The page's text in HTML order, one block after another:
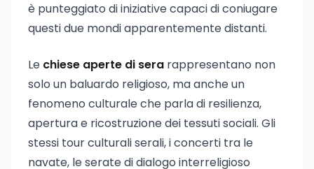
è punteggiato di iniziative capaci di coniugare
questi due mondi apparentemente distanti.
Le chiese aperte di sera rappresentano non
solo un baluardo religioso, ma anche un
fenomeno culturale che parla di resilienza,
apertura e ricostruzione dei tessuti sociali. Gli
stessi tour culturali serali, i concerti tra le
navate, le serate di dialogo interreligioso